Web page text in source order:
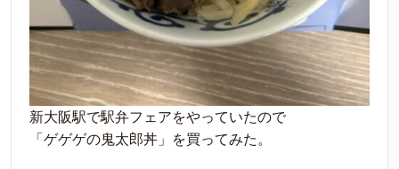
新大阪駅で駅弁フェアをやっていたので
「ゲゲゲの鬼太郎丼」を買ってみた。